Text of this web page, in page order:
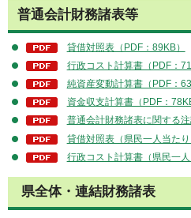
普通会計財務諸表等
貸借対照表（PDF：89KB）
行政コスト計算書（PDF：
純資産変動計算書（PDF：
資金収支計算書（PDF：
普通会計財務諸表に関する
貸借対照表（県民一人当たり
行政コスト計算書（県民一
県全体・連結財務諸表